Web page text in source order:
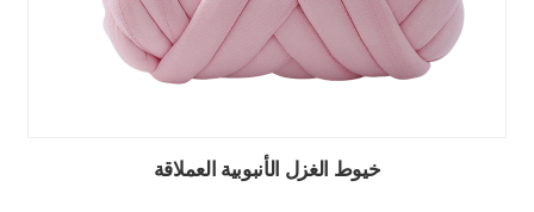
خيوط الغزل الأنبوبية العملاقة